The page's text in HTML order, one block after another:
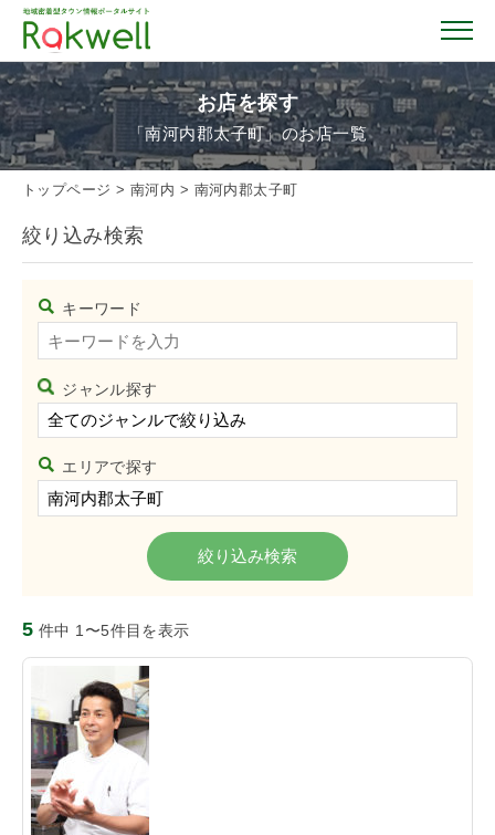
トップページ
お店を探す
イベント情報
クーポン情報
おすすめガイド
イト！ランチやディナーのクーポン、イベント、地域情報
▲メニューを閉じる
お店を探す
「南河内郡太子町」のお店一覧
トップページ > 南河内 > 南河内郡太子町
絞り込み検索
キーワード
ジャンル探す
エリアで探す
5 件中 1〜5件目を表示